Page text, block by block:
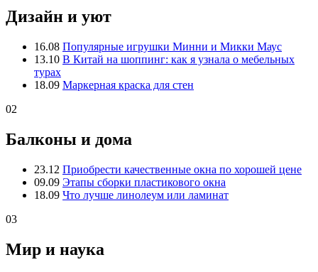
Дизайн и уют
16.08 Популярные игрушки Минни и Микки Маус
13.10 В Китай на шоппинг: как я узнала о мебельных
турах
18.09 Маркерная краска для стен
02
Балконы и дома
23.12 Приобрести качественные окна по хорошей цене
09.09 Этапы сборки пластикового окна
18.09 Что лучше линолеум или ламинат
03
Мир и наука